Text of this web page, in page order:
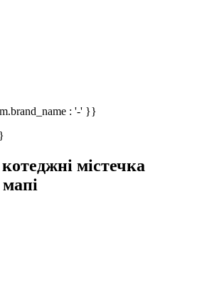
: '-' }}
містечка